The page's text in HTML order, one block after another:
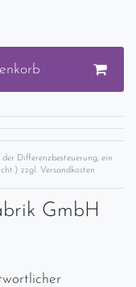
Differenzbesteuerung, ein
zzgl. Versandkosten
GmbH